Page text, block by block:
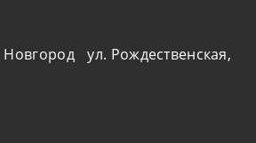
ул. Рождественская,